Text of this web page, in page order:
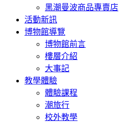
黑潮曼波商品專賣店
活動新訊
博物館導覽
博物館前言
樓層介紹
大事記
教學體驗
體驗課程
潮旅行
校外教學